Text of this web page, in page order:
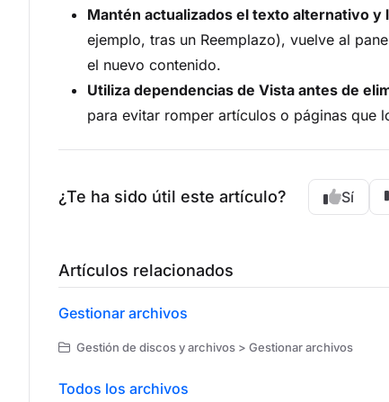
Mantén actualizados el texto alternativo y
ejemplo, tras un Reemplazo), vuelve al
el nuevo contenido.
Utiliza dependencias de Vista antes de
para evitar romper artículos o páginas que
¿Te ha sido útil este artículo? Sí
Artículos relacionados
Gestionar archivos
Gestión de discos y archivos > Gestionar archivos
Todos los archivos